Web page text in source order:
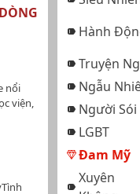
thở.
lại
tiếng
yêu?
hãi
hôm
Ngọt
nổi
viện,
Hành
Truyện
Ngẫu
Người Sói
LGBT
Đam Mỹ
Xuyên